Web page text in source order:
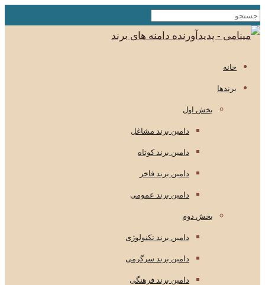
خانه
برندها
بخش اول
دامین برند مشاغل
دامین برند کوتاه
دامین برند فاخر
دامین برند عمومی
بخش دوم
دامین برند تکنولوژی
دامین برند سرگرمی
دامین برند فرهنگی